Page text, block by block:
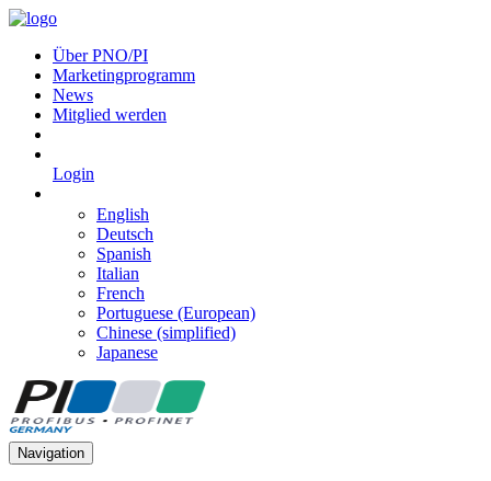
Über PNO/PI
Marketingprogramm
News
Mitglied werden
Login
English
Deutsch
Spanish
Italian
French
Portuguese (European)
Chinese (simplified)
Japanese
Navigation